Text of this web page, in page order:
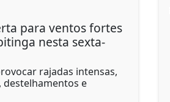
para ventos fortes
nesta sexta-
rajadas intensas,
destelhamentos e